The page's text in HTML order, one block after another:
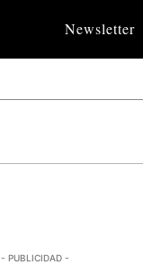
Newsletter
- PUBLICIDAD -